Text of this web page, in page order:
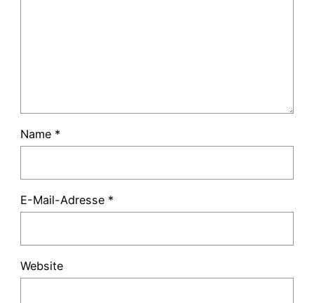
Name *
E-Mail-Adresse *
Website